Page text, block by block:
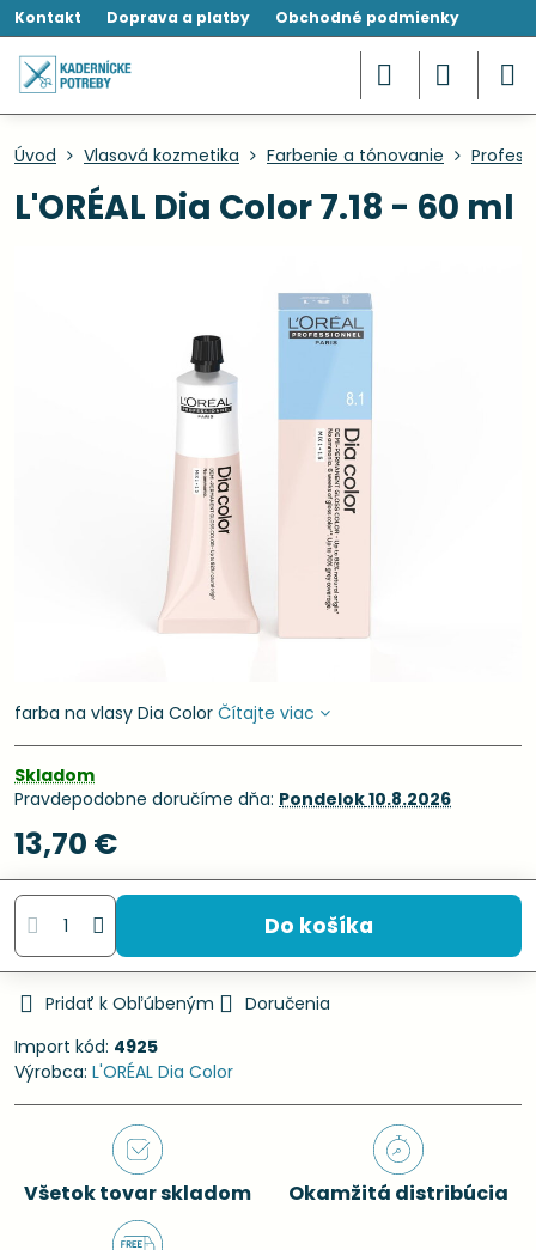
Kontakt Doprava a platby Obchodné podmienky
Úvod Vlasová kozmetika Farbenie a tónovanie
L'ORÉAL Dia Color 7.18 - 60 ml
farba na vlasy Dia Color Čítajte viac
Skladom
Pravdepodobne doručíme dňa: Pondelok10.8.2026
13,70 €
Do košíka
Pridať k Obľúbeným
Doručenia
Import kód: 4925
Výrobca: L'ORÉAL Dia Color
Všetok tovar skladom Okamžitá distribúcia